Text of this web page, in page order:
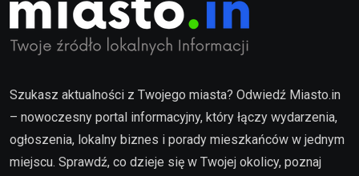
Szukasz aktualności z Twojego miasta? Odwiedź Miasto.in
– nowoczesny portal informacyjny, który łączy wydarzenia,
ogłoszenia, lokalny biznes i porady mieszkańców w jednym
miejscu. Sprawdź, co dzieje się w Twojej okolicy, poznaj